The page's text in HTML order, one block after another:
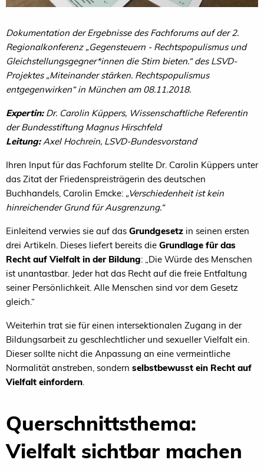
Dokumentation der Ergebnisse des Fachforums auf der 2.
Regionalkonferenz „Gegensteuern - Rechtspopulismus und
Gleichstellungsgegner*innen die Stirn bieten.“ des LSVD-
Projektes „Miteinander stärken. Rechtspopulismus
entgegenwirken“ in München am 08.11.2018.
Expertin:Dr. Carolin Küppers, Wissenschaftliche Referentin
der Bundesstiftung Magnus Hirschfeld
Leitung:Axel Hochrein, LSVD-Bundesvorstand
Ihren Input für das Fachforum stellte Dr. Carolin Küppers unter
das Zitat der Friedenspreisträgerin des deutschen
Buchhandels, Carolin Emcke: „Verschiedenheit ist kein
hinreichender Grund für Ausgrenzung.“
Einleitend verwies sie auf das Grundgesetz in seinen ersten
drei Artikeln. Dieses liefert bereits die Grundlage für das
Recht auf Vielfalt in der Bildung: „Die Würde des Menschen
ist unantastbar. Jeder hat das Recht auf die freie Entfaltung
seiner Persönlichkeit. Alle Menschen sind vor dem Gesetz
gleich.“
Weiterhin trat sie für einen intersektionalen Zugang in der
Bildungsarbeit zu geschlechtlicher und sexueller Vielfalt ein.
Dieser sollte nicht die Anpassung an eine vermeintliche
Normalität anstreben, sondern selbstbewusst ein Recht auf
Vielfalt einfordern
Querschnittsthema:
Vielfalt sichtbar machen